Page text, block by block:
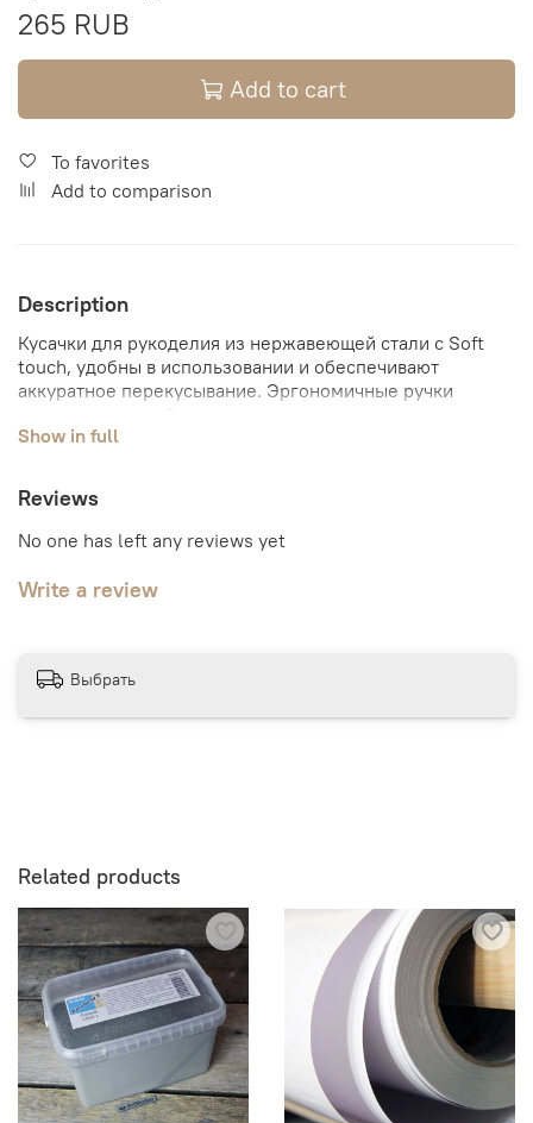
265 RUB
Add to cart
To favorites
Add to comparison
Description
Кусачки для рукоделия из нержавеющей стали с Soft
touch, удобны в использовании и обеспечивают
аккуратное перекусывание. Эргономичные ручки
Show in full
Reviews
No one has left any reviews yet
Write a review
Выбрать
Related products